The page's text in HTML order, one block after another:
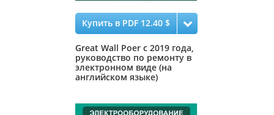
Купить в PDF 12.40 $
Great Wall Poer с 2019 года,
руководство по ремонту в
электронном виде (на
английском языке)